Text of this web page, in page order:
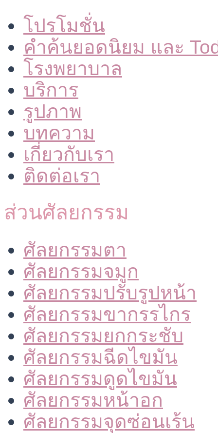
โปรโมชั่น
คำค้นยอดนิยม และ
โรงพยาบาล
บริการ
รูปภาพ
บทความ
เกี่ยวกับเรา
ติดต่อเรา
ส่วนศัลยกรรม
ศัลยกรรมตา
ศัลยกรรมจมูก
ศัลยกรรมปรับรูปหน้า
ศัลยกรรมขากรรไกร
ศัลยกรรมยกกระชับ
ศัลยกรรมฉีดไขมัน
ศัลยกรรมดูดไขมัน
ศัลยกรรมหน้าอก
ศัลยกรรมจุดซ่อนเร้น